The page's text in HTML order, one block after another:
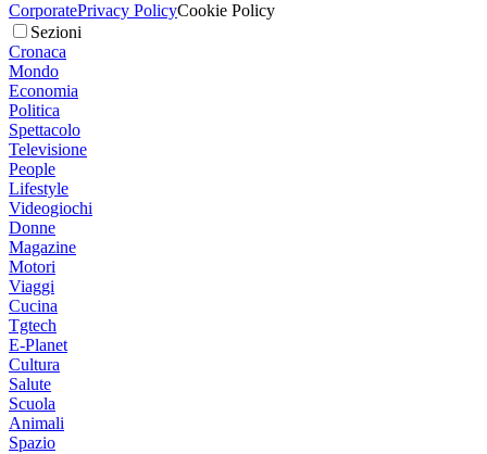
CorporatePrivacy PolicyCookie Policy
Sezioni
Cronaca
Mondo
Economia
Politica
Spettacolo
Televisione
People
Lifestyle
Videogiochi
Donne
Magazine
Motori
Viaggi
Cucina
Tgtech
E-Planet
Cultura
Salute
Scuola
Animali
Spazio